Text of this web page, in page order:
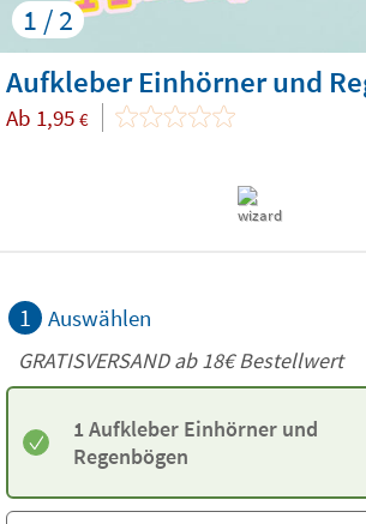
1 / 2
Aufkleber Einhörner und
Ab 1,95 €
1 Auswählen
GRATISVERSAND ab18€Bestellwert
1 Aufkleber Einhörner und
Regenbögen